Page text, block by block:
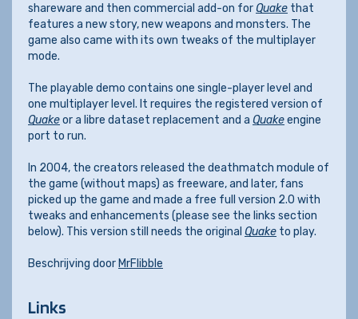
shareware and then commercial add-on for Quake that
features a new story, new weapons and monsters. The
game also came with its own tweaks of the multiplayer
mode.
The playable demo contains one single-player level and
one multiplayer level. It requires the registered version of
Quakeor a libre dataset replacement and a Quakeengine
port to run.
In 2004, the creators released the deathmatch module of
the game (without maps) as freeware, and later, fans
picked up the game and made a free full version 2.0 with
tweaks and enhancements (please see the links section
below). This version still needs the original Quake to play.
Beschrijving door MrFlibble
Links